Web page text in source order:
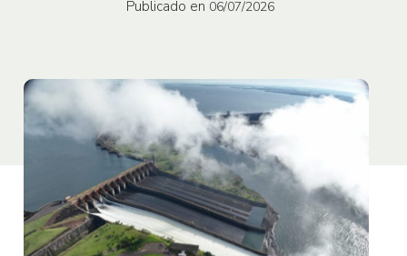
Publicado en 06/07/2026